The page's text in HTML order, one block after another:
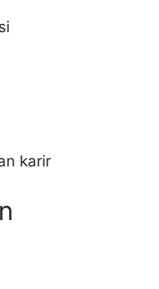
karir